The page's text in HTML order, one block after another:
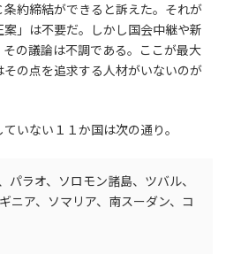
約締結ができると訴えた。それが
」は不要だ。しかし国会中継や新
の議論は不調である。ここが最大
の点を追求する人材がいないのが
いない１１か国は次の通り。
パラオ、ソロモン諸島、ツバル、
ニア、ソマリア、南スーダン、コ